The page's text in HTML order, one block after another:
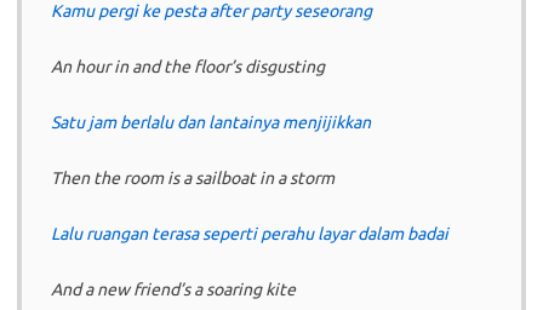
Kamu pergi ke pesta after party seseorang
An hour in and the floor’s disgusting
Satu jam berlalu dan lantainya menjijikkan
Then the room is a sailboat in a storm
Lalu ruangan terasa seperti perahu layar dalam badai
And a new friend’s a soaring kite